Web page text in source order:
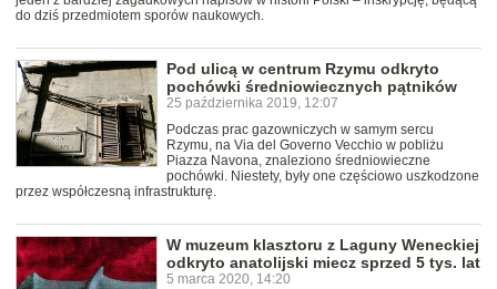
do dziś przedmiotem sporów naukowych.
Pod ulicą w centrum Rzymu odkryto
pochówki średniowiecznych pątników
25 października 2019, 12:07
Podczas prac gazowniczych w samym sercu
Rzymu, na Via del Governo Vecchio w pobliżu
Piazza Navona, znaleziono średniowieczne
pochówki. Niestety, były one częściowo uszkodzone
przez współczesną infrastrukturę.
W muzeum klasztoru z Laguny Weneckiej
odkryto anatolijski miecz sprzed 5 tys. lat
5 marca 2020, 14:20